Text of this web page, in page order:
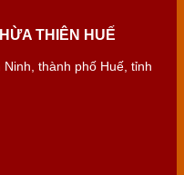
THIÊN HUẾ
thành phố Huế, tỉnh